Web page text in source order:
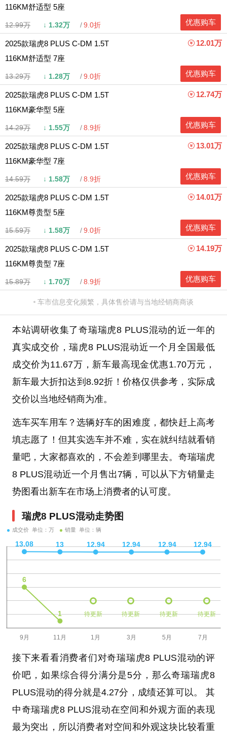
116KM舒适型 5座
12.99万 ↓ 1.32万 9.0折 优惠购车
2025款瑞虎8 PLUS C-DM 1.5T
116KM舒适型 7座
13.29万 ↓ 1.28万 9.0折
12.01万
优惠购车
2025款瑞虎8 PLUS C-DM 1.5T
116KM豪华型 5座
14.29万 ↓ 1.55万 8.9折
12.74万
优惠购车
2025款瑞虎8 PLUS C-DM 1.5T
116KM豪华型 7座
14.59万 ↓ 1.58万 8.9折
13.01万
优惠购车
2025款瑞虎8 PLUS C-DM 1.5T
116KM尊贵型 5座
15.59万 ↓ 1.58万 9.0折
14.01万
优惠购车
2025款瑞虎8 PLUS C-DM 1.5T
116KM尊贵型 7座
15.89万 ↓ 1.70万 8.9折
14.19万
优惠购车
车市信息变化频繁，具体售价请与当地经销商商谈
本站调研收集了奇瑞瑞虎8 PLUS混动的近一年的
真实成交价，瑞虎8 PLUS混动近一个月全国最低
成交价为11.67万，新车最高现金优惠1.70万元，
新车最大折扣达到8.92折！价格仅供参考，实际成
交价以当地经销商为准。
选车买车用车？选辆好车的困难度，都快赶上高考
填志愿了！但其实选车并不难，实在就纠结就看销
量吧，大家都喜欢的，不会差到哪里去。奇瑞瑞虎
8 PLUS混动近一个月售出7辆，可以从下方销量走
势图看出新车在市场上消费者的认可度。
瑞虎8 PLUS混动走势图
成交价 单位：万 销量 单位：辆
待更新 待更新 待更新 待更新
接下来看看消费者们对奇瑞瑞虎8 PLUS混动的评
价吧，如果综合得分满分是5分，那么奇瑞瑞虎8
PLUS混动的得分就是4.27分，成绩还算可以。 其
中奇瑞瑞虎8 PLUS混动在空间和外观方面的表现
最为突出，所以消费者对空间和外观这块比较看重